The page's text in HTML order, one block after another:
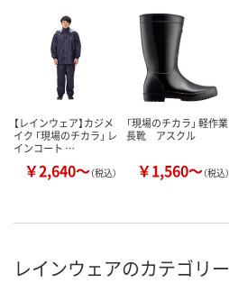
カゴへ
【レインウェア】カジメ
イク 「現場のチカラ」 レ
インコート …
￥2,640～（税込）
「現場のチカラ」 軽作業
長靴 アスクル
￥1,560～（税込）
レインウェアのカテゴリー